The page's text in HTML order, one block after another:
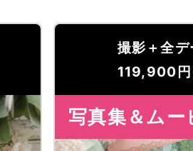
撮影＋全
119,900
写真集＆ムー